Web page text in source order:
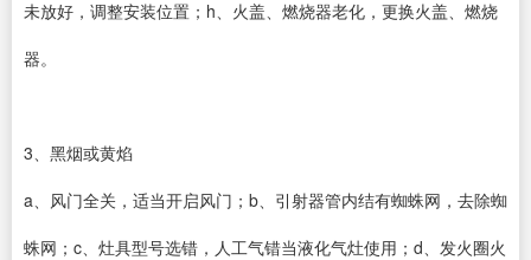
未放好，调整安装位置；h、火盖、燃烧器老化，更换火盖、燃烧
器。
3、黑烟或黄焰
a、风门全关，适当开启风门；b、引射器管内结有蜘蛛网，去除蜘
蛛网；c、灶具型号选错，人工气错当液化气灶使用；d、发火圈火